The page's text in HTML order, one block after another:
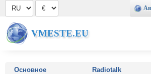
VMESTE.EU
Основное Radiotalk